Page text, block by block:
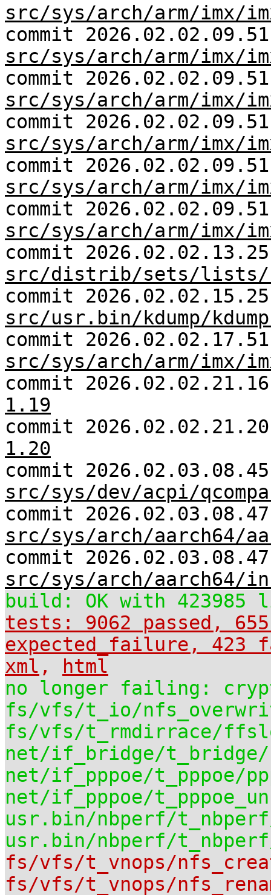
src/sys/arch/arm/imx/
commit
src/sys/arch/arm/imx/
commit
src/sys/arch/arm/imx/
commit
src/sys/arch/arm/imx/
commit
src/sys/arch/arm/imx/
commit
src/sys/arch/arm/imx/
commit
src/distrib/sets/lists/
commit
src/usr.bin/kdump/
commit
src/sys/arch/arm/imx/
commit
1.19
commit
1.20
commit
src/sys/dev/acpi/
commit
src/sys/arch/aarch64/
commit
src/sys/arch/aarch64/
build: OK with 423985
tests: 9062 passed,
expected_failure, 423
xml ,
html
no longer failing:
fs/vfs/t_io/
fs/vfs/t_rmdirrace/
net/if_bridge/t_bridge/
net/if_pppoe/t_pppoe/
net/if_pppoe/
usr.bin/nbperf/
usr.bin/nbperf/t_nbperf/
fs/vfs/t_vnops/
fs/vfs/t_vnops/